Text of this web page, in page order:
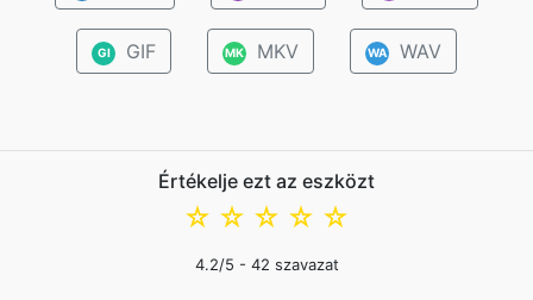
GI GIF MK MKV WA WAV
Értékelje ezt az eszközt
☆
☆
☆
☆
☆
4.2/5 - 42 szavazat